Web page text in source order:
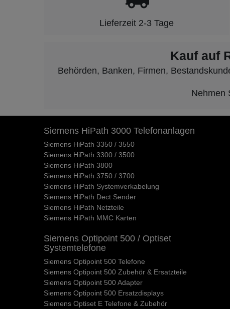
Lieferzeit 2-3 Tage
Kauf auf
Behörden, Banken, Firmen,
Nehmen
Siemens HiPath 3000 Telefonanlagen
Siemens HiPath 3350 / 3550
Siemens HiPath 3300 / 3500
Siemens HiPath 3800
Siemens HiPath 3750 / 3700
Siemens HiPath Systemverkabelung
Siemens HiPath Dect Sender
Siemens HiPath Netzteile
Siemens HiPath MMC Karten
Siemens Optipoint 500 / Optiset
Systemtelefone
Siemens Optipoint 500 Telefone
Siemens Optipoint 500 Zubehör & Ersatzteile
Siemens Optipoint 500 Adapter
Siemens Optipoint 500 Ersatzdisplays
Siemens Optiset E Telefone & Zubehör